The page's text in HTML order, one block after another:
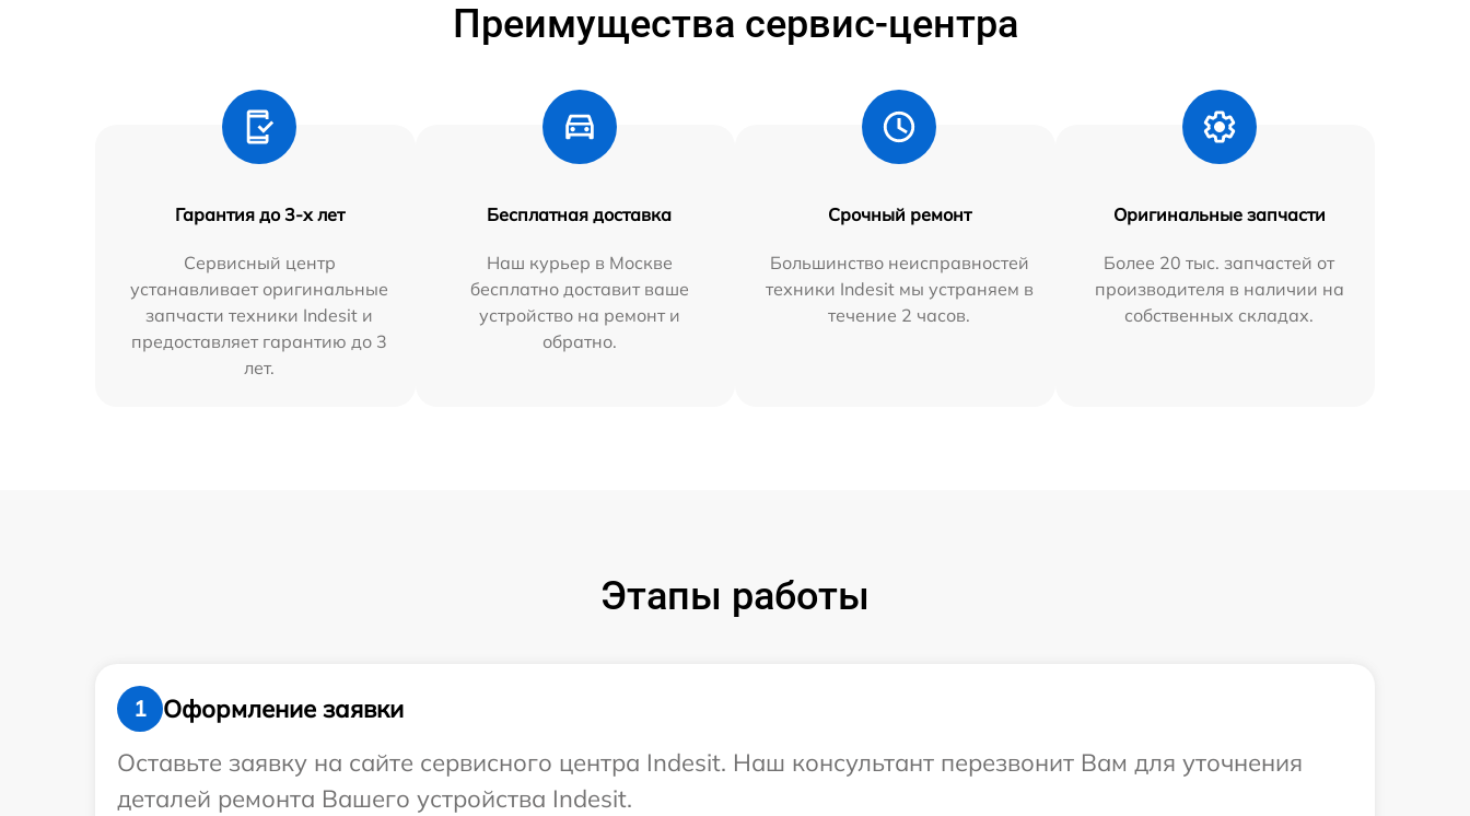
Преимущества сервис-центра
Гарантия до 3-х лет
Сервисный центр
устанавливает оригинальные
запчасти техники Indesit и
предоставляет гарантию до 3
лет.
Бесплатная доставка
Наш курьер в Москве
бесплатно доставит ваше
устройство на ремонт и
обратно.
Срочный ремонт
Большинство неисправностей
техники Indesit мы устраняем в
течение 2 часов.
Оригинальные запчасти
Более 20 тыс. запчастей от
производителя в наличии на
собственных складах.
Этапы работы
1
Оформление заявки
Оставьте заявку на сайте сервисного центра Indesit. Наш консультант перезвонит Вам для уточнения
деталей ремонта Вашего устройства Indesit.